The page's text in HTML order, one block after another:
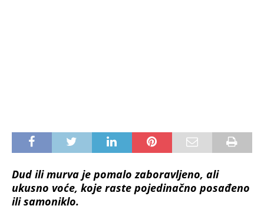
Dud ili murva je pomalo zaboravljeno, ali
ukusno voće, koje raste pojedinačno posađeno
ili samoniklo.